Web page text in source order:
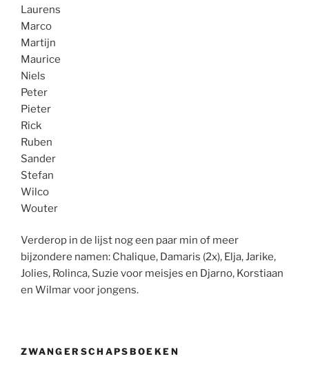
Laurens
Marco
Martijn
Maurice
Niels
Peter
Pieter
Rick
Ruben
Sander
Stefan
Wilco
Wouter
Verderop in de lijst nog een paar min of meer
bijzondere namen: Chalique, Damaris (2x), Elja, Jarike,
Jolies, Rolinca, Suzie voor meisjes en Djarno, Korstiaan
en Wilmar voor jongens.
ZWANGERSCHAPSBOEKEN